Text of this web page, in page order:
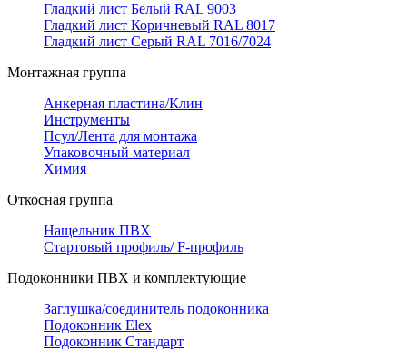
Гладкий лист Белый RAL 9003
Гладкий лист Коричневый RAL 8017
Гладкий лист Серый RAL 7016/7024
Монтажная группа
Анкерная пластина/Клин
Инструменты
Псул/Лента для монтажа
Упаковочный материал
Химия
Откосная группа
Нащельник ПВХ
Стартовый профиль/ F-профиль
Подоконники ПВХ и комплектующие
Заглушка/соединитель подоконника
Подоконник Elex
Подоконник Стандарт